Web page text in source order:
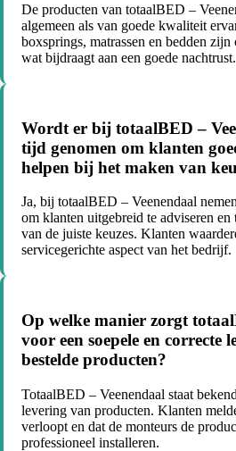
De producten van totaalBED –
algemeen als van goede kwaliteit
boxsprings, matrassen en bedden
wat bijdraagt aan een goede nachtrust.
Wordt er bij totaalBED –
tijd genomen om klanten
helpen bij het maken van
Ja, bij totaalBED – Veenendaal
om klanten uitgebreid te adviseren
van de juiste keuzes. Klanten
servicegerichte aspect van het bedrijf.
Op welke manier zorgt
voor een soepele en correcte
bestelde producten?
TotaalBED – Veenendaal staat
levering van producten. Klanten
verloopt en dat de monteurs de
professioneel installeren.